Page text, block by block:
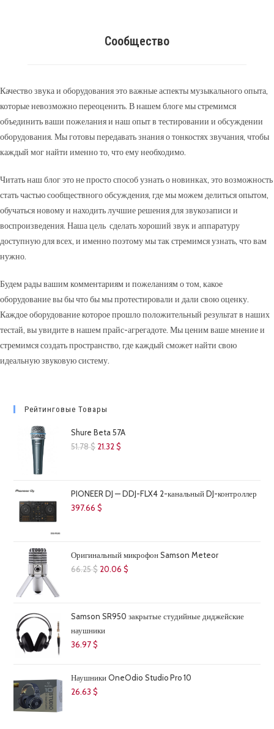
Сообщество
Качество звука и оборудования это важные аспекты музыкального опыта,
которые невозможно переоценить. В нашем блоге мы стремимся
объединить ваши пожелания и наш опыт в тестировании и обсуждении
оборудования. Мы готовы передавать знания о тонкостях звучания, чтобы
каждый мог найти именно то, что ему необходимо.
Читать наш блог это не просто способ узнать о новинках, это возможность
стать частью сообществного обсуждения, где мы можем делиться опытом,
обучаться новому и находить лучшие решения для звукозаписи и
воспроизведения. Наша цель сделать хороший звук и аппаратуру
доступную для всех, и именно поэтому мы так стремимся узнать, что вам
нужно.
Будем рады вашим комментариям и пожеланиям о том, какое
оборудование вы бы что бы мы протестировали и дали свою оценку.
Каждое оборудование которое прошло положительный результат в наших
тестай, вы увидите в нашем прайс-агрегадоте. Мы ценим ваше мнение и
стремимся создать пространство, где каждый сможет найти свою
идеальную звуковую систему.
Рейтинговые Товары
Shure Beta 57A
51.78$ Первоначальная
51.78 $.
21.32$
PIONEER DJ — DDJ-FLX4 2-канальный DJ-контроллер
397.66$
Оригинальный микрофон Samson Meteor
66.25$ Первоначальная
66.25 $.
20.06$
Samson SR950 закрытые студийные диджейские
наушники
36.97$
Наушники OneOdio Studio Pro 10
26.63$